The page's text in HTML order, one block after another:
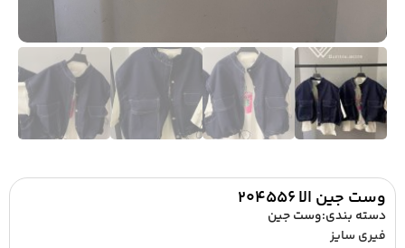
وست جین الا ۲۰۴۵۵۶
دسته بندی:وست جین
فیری سایز